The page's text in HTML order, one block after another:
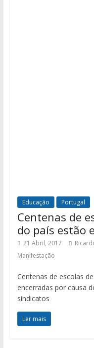
Educação Portugal
Centenas de
do país estão
21 Abril, 2017
Manifestação
Centenas de escolas
encerradas por causa
sindicatos
Ler mais